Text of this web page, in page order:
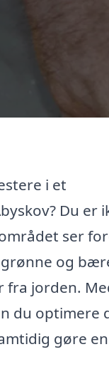
i et
Du er
ser
og
fra jorden.
du optimere
gøre